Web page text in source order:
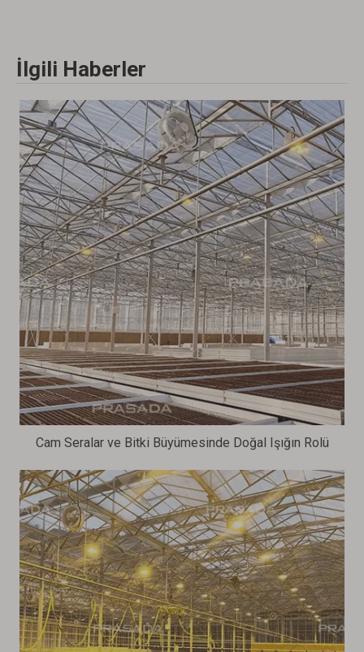
İlgili Haberler
Cam Seralar ve Bitki Büyümesinde Doğal Işığın Rolü